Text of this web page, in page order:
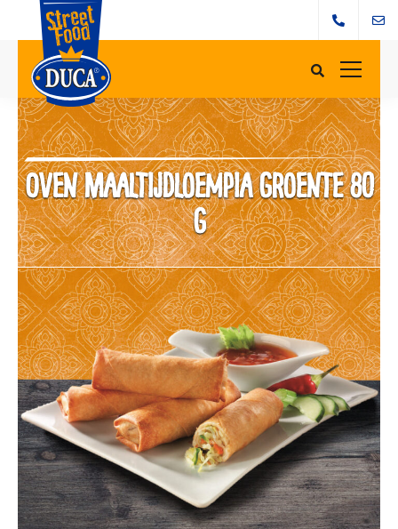
Oven Maaltijdloempia groente 80
g